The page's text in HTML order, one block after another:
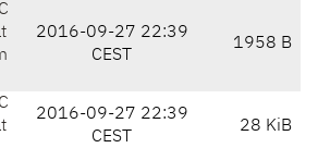
2016-09-27 22:39
CEST
1958 B
2016-09-27 22:39
CEST
28 KiB